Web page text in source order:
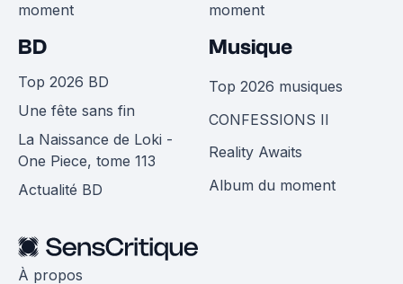
moment
moment
BD
Top 2026 BD
Une fête sans fin
La Naissance de Loki -
One Piece, tome 113
Actualité BD
Musique
Top 2026 musiques
CONFESSIONS II
Reality Awaits
Album du moment
À propos